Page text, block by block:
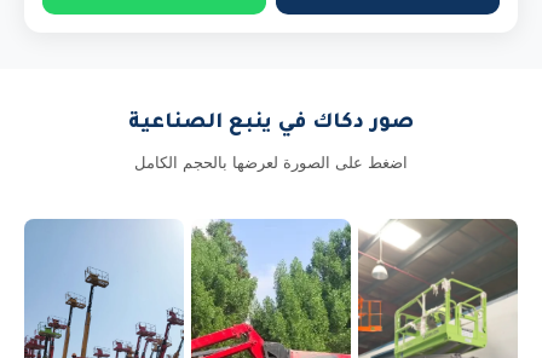
صور دكاك في ينبع الصناعية
اضغط على الصورة لعرضها بالحجم الكامل